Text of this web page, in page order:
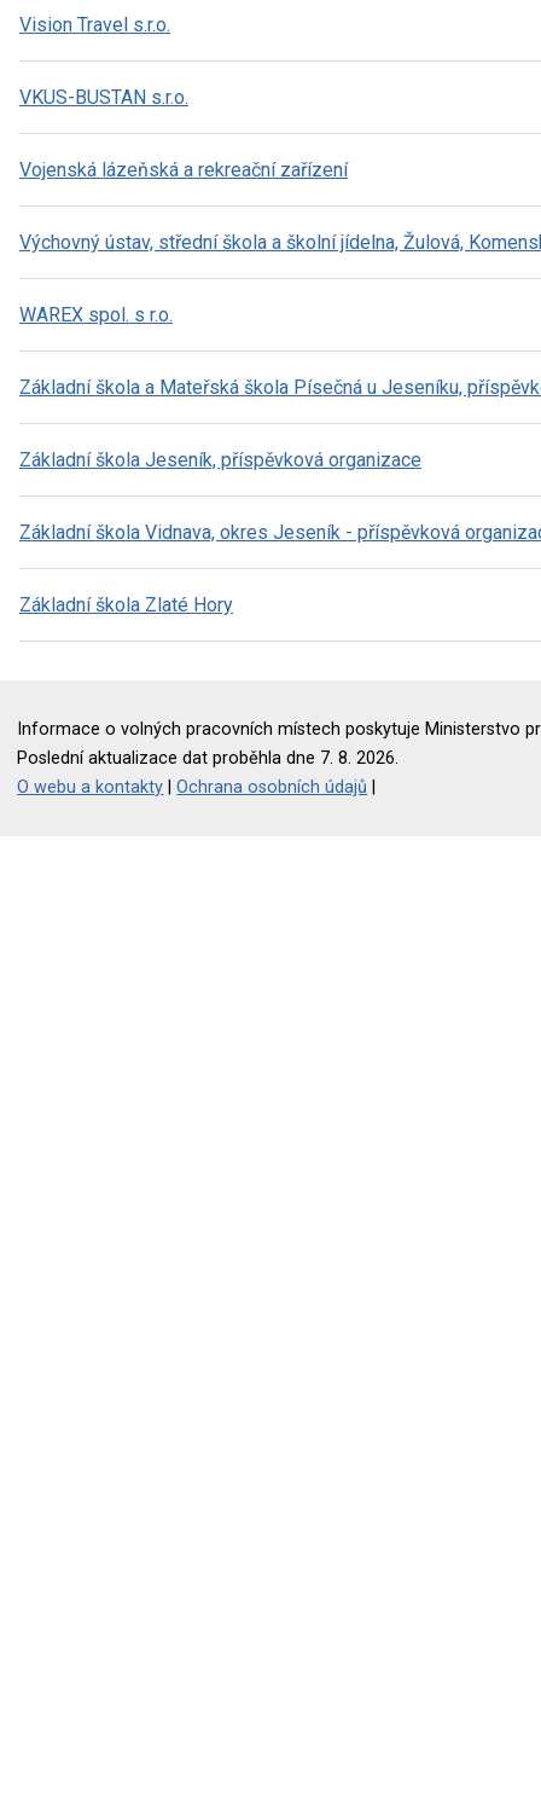
Vision Travel s.r.o.
VKUS-BUSTAN s.r.o.
Vojenská lázeňská a rekreační zařízení
Výchovný ústav, střední škola a školní jídelna, Žulová,
WAREX spol. s r.o.
Základní škola a Mateřská škola Písečná u Jeseníku,
Základní škola Jeseník, příspěvková organizace
Základní škola Vidnava, okres Jeseník - příspěvková
Základní škola Zlaté Hory
Informace o volných pracovních místech poskytuje Ministerstvo
Poslední aktualizace dat proběhla dne 7. 8. 2026.
O webu a kontakty |Ochrana osobních údajů